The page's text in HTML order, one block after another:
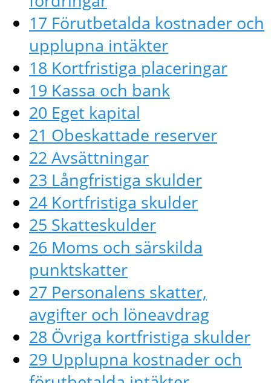
17 Förutbetalda kostnader och
upplupna intäkter
18 Kortfristiga placeringar
19 Kassa och bank
20 Eget kapital
21 Obeskattade reserver
22 Avsättningar
23 Långfristiga skulder
24 Kortfristiga skulder
25 Skatteskulder
26 Moms och särskilda
punktskatter
27 Personalens skatter,
avgifter och löneavdrag
28 Övriga kortfristiga skulder
29 Upplupna kostnader och